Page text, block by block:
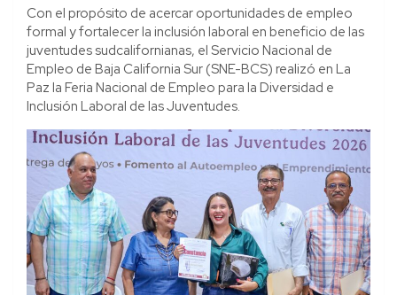
Con el propósito de acercar oportunidades de empleo
formal y fortalecer la inclusión laboral en beneficio de las
juventudes sudcalifornianas, el Servicio Nacional de
Empleo de Baja California Sur (SNE-BCS) realizó en La
Paz la Feria Nacional de Empleo para la Diversidad e
Inclusión Laboral de las Juventudes.